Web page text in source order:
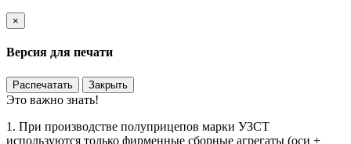
×
Версия для печати
Распечатать Закрыть
Это важно знать!
1. При производстве полуприцепов марки УЗСТ
используются только фирменные сборные агрегаты (оси +